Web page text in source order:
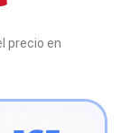
precio en